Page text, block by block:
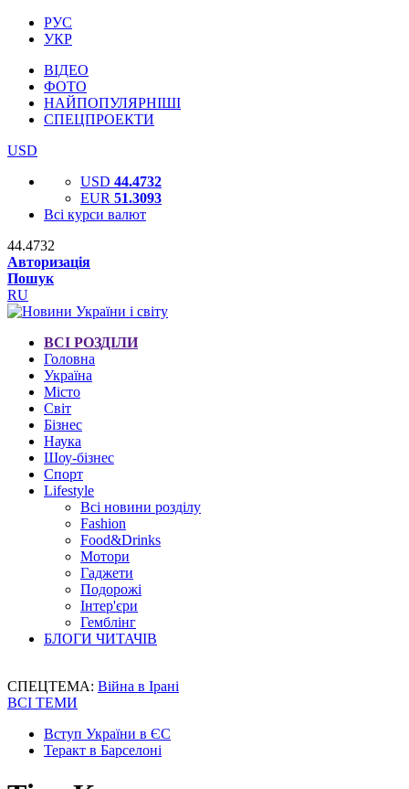
РУС
УКР
ВІДЕО
ФОТО
НАЙПОПУЛЯРНІШІ
СПЕЦПРОЕКТИ
USD
USD 44.4732
EUR 51.3093
Всі курси валют
44.4732
Авторизація
Пошук
RU
ВСІ РОЗДІЛИ
Головна
Україна
Місто
Світ
Бізнес
Наука
Шоу-бізнес
Спорт
Lifestyle
Всі новини розділу
Fashion
Food&Drinks
Мотори
Гаджети
Подорожі
Інтер'єри
Гемблінг
БЛОГИ ЧИТАЧІВ
СПЕЦТЕМА: Війна в Ірані
ВСІ ТЕМИ
Вступ України в ЄС
Теракт в Барселоні